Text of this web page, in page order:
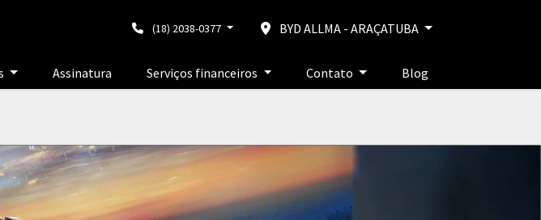
(18) 2038-0377 BYD ALLMA - ARAÇATUBA
Assinatura Serviços financeiros Contato Blog